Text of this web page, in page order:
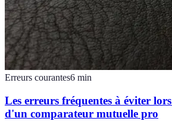
Erreurs courantes6 min
Les erreurs fréquentes à éviter
d'un comparateur mutuelle pro